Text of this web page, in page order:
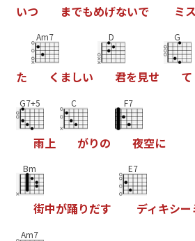
いつ までもめげないで ミス
た
Am7
く ましい
D
君を見せ
G
て
G7+5
雨上
C
がりの
F7
夜空に
Bm
街中が踊りだす
E7
ディキシー
Am7